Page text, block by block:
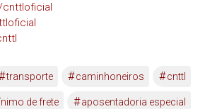
transporte #caminhoneiros #cnttl
de frete #aposentadoria especial